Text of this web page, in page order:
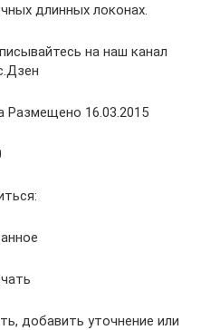
длинных локонах.
на наш канал
Размещено 16.03.2015
добавить уточнение или